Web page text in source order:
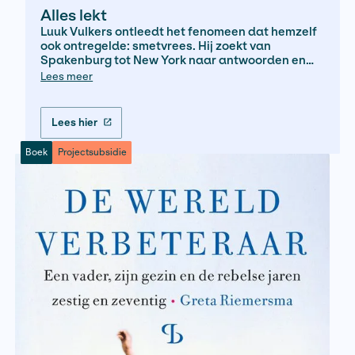
In de greep van de goeroe
Een journalistieke zoektocht naar de
influencer Bentinho Massaro en de
van moderne spiritualiteit
Bekijk hier